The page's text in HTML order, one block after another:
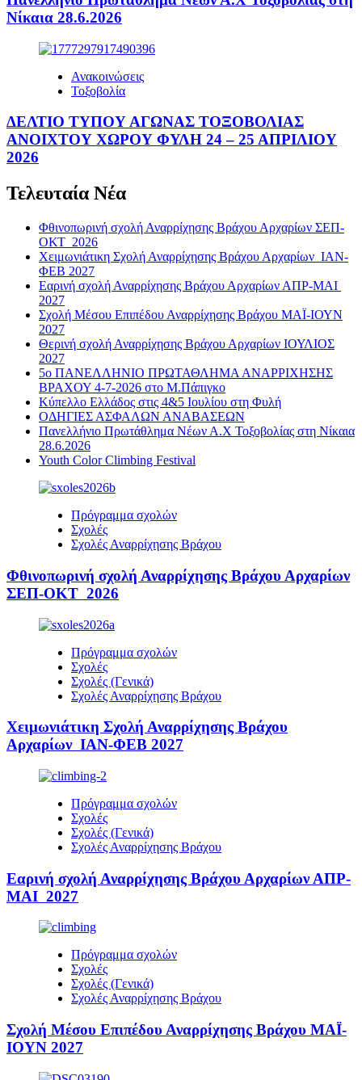
Νίκαια 28.6.2026
Ανακοινώσεις
Τοξοβολία
ΔΕΛΤΙΟ ΤΥΠΟΥ ΑΓΩΝΑΣ ΤΟΞΟΒΟΛΙΑΣ
ΑΝΟΙΧΤΟΥ ΧΩΡΟΥ ΦΥΛΗ 24 – 25 ΑΠΡΙΛΙΟΥ
2026
Τελευταία Νέα
Φθινοπωρινή σχολή Αναρρίχησης Βράχου Αρχαρίων ΣΕΠ-
ΟΚΤ 2026
Χειμωνιάτικη Σχολή Αναρρίχησης Βράχου Αρχαρίων ΙΑΝ-
ΦΕΒ 2027
Εαρινή σχολή Αναρρίχησης Βράχου Αρχαρίων ΑΠΡ-ΜΑΙ
2027
Σχολή Μέσου Επιπέδου Αναρρίχησης Βράχου ΜΑΪ-ΙΟΥΝ
2027
Θερινή σχολή Αναρρίχησης Βράχου Αρχαρίων ΙΟΥΛΙΟΣ
2027
5ο ΠΑΝΕΛΛΗΝΙΟ ΠΡΩΤΑΘΛΗΜΑ ΑΝΑΡΡΙΧΗΣΗΣ
ΒΡΑΧΟΥ 4-7-2026 στο Μ.Πάπιγκο
Κύπελλο Ελλάδος στις 4&5 Ιουλίου στη Φυλή
ΟΔΗΓΙΕΣ ΑΣΦΑΛΩΝ ΑΝΑΒΑΣΕΩΝ
Πανελλήνιο Πρωτάθλημα Νέων Α.Χ Τοξοβολίας στη Νίκαια
28.6.2026
Youth Color Climbing Festival
Πρόγραμμα σχολών
Σχολές
Σχολές Αναρρίχησης Βράχου
Φθινοπωρινή σχολή Αναρρίχησης Βράχου Αρχαρίων
ΣΕΠ-ΟΚΤ 2026
Πρόγραμμα σχολών
Σχολές
Σχολές (Γενικά)
Σχολές Αναρρίχησης Βράχου
Χειμωνιάτικη Σχολή Αναρρίχησης Βράχου
Αρχαρίων ΙΑΝ-ΦΕΒ 2027
Πρόγραμμα σχολών
Σχολές
Σχολές (Γενικά)
Σχολές Αναρρίχησης Βράχου
Εαρινή σχολή Αναρρίχησης Βράχου Αρχαρίων ΑΠΡ-
ΜΑΙ 2027
Πρόγραμμα σχολών
Σχολές
Σχολές (Γενικά)
Σχολές Αναρρίχησης Βράχου
Σχολή Μέσου Επιπέδου Αναρρίχησης Βράχου ΜΑΪ-
ΙΟΥΝ 2027